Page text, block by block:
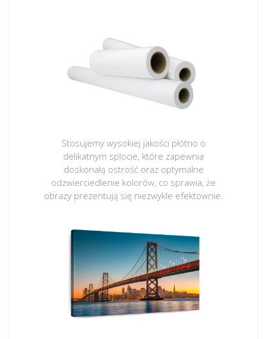
Stosujemy wysokiej jakości płótno o
delikatnym splocie, które zapewnia
doskonałą ostrość oraz optymalne
odzwierciedlenie kolorów, co sprawia, że
obrazy prezentują się niezwykle efektownie.